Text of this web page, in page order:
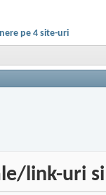
pe 4 site-uri
link-uri